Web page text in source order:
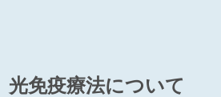
光免疫療法について